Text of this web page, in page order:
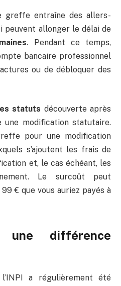
greffe entraîne des allers-
peuvent allonger le délai de
. Pendant ce temps,
bancaire professionnel
ou de débloquer des
statuts découverte après
une modification statutaire.
pour une modification
s’ajoutent les frais de
et, le cas échéant, les
Le surcoût peut
€ que vous auriez payés à
une différence
a régulièrement été